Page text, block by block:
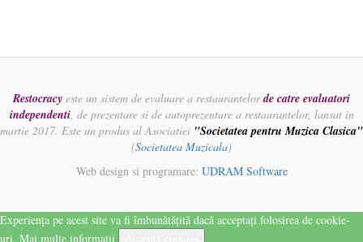
Restocracy este un sistem de evaluare a restaurantelorde catre evaluatori
independenti, de prezentare si de autoprezentare a restaurantelor, lansat in
martie 2017. Este un produs al Asociatiei "Societatea pentru Muzica Clasica"
(Societatea Muzicala)
Web design si programare: UDRAM Software
Experiența pe acest site va fi îmbunătățită dacă acceptați folosirea de cookie-
uri. Mai multe informatii